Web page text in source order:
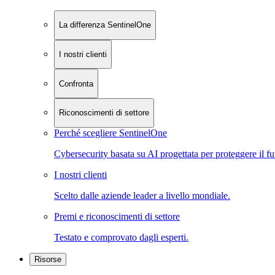
La differenza SentinelOne
I nostri clienti
Confronta
Riconoscimenti di settore
Perché scegliere SentinelOne
Cybersecurity basata su AI progettata per proteggere il
I nostri clienti
Scelto dalle aziende leader a livello mondiale.
Premi e riconoscimenti di settore
Testato e comprovato dagli esperti.
Risorse